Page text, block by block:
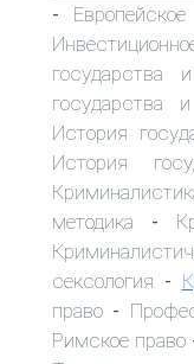
-
государства
государства
История
История
методика -
сексология -
право -
Римское право